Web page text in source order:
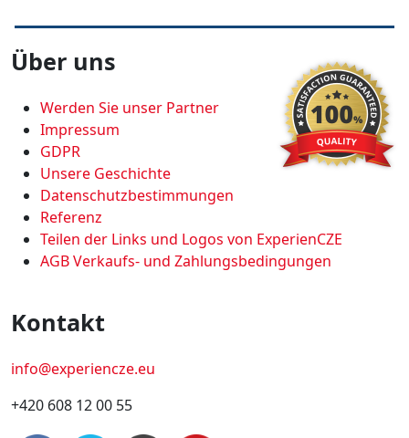
Über uns
Werden Sie unser Partner
Impressum
GDPR
Unsere Geschichte
Datenschutzbestimmungen
Referenz
Teilen der Links und Logos von ExperienCZE
AGB Verkaufs- und Zahlungsbedingungen
Kontakt
info@experiencze.eu
+420 608 12 00 55